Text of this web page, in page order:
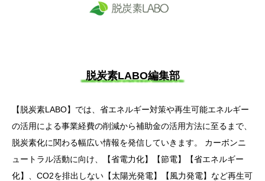
冬場の電気代高騰に備
えて―中小企業が今か
ら検討すべき太陽光発
電の導入
脱炭素
集部
脱炭素・再エネ
地球温暖化で私たちの
生活はどう変わる？太
陽光発電で始める身近
な環境対策
脱炭素LABO編集部
【脱炭素LABO】では、省エネルギー対策や再生可能エネルギー
の活用による事業経費の削減から補助金の活用方法に至るまで、
脱炭素化に関わる幅広い情報を発信していきます。 カーボンニ
ュートラル活動に向け、【省電力化】【節電】【省エネルギー
化】、CO2を排出しない【太陽光発電】【風力発電】など再生可